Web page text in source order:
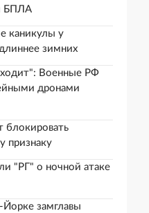
БПЛА
каникулы у
зимних
Военные РФ
дронами
блокировать
признаку
"РГ" о ночной атаке
замглавы